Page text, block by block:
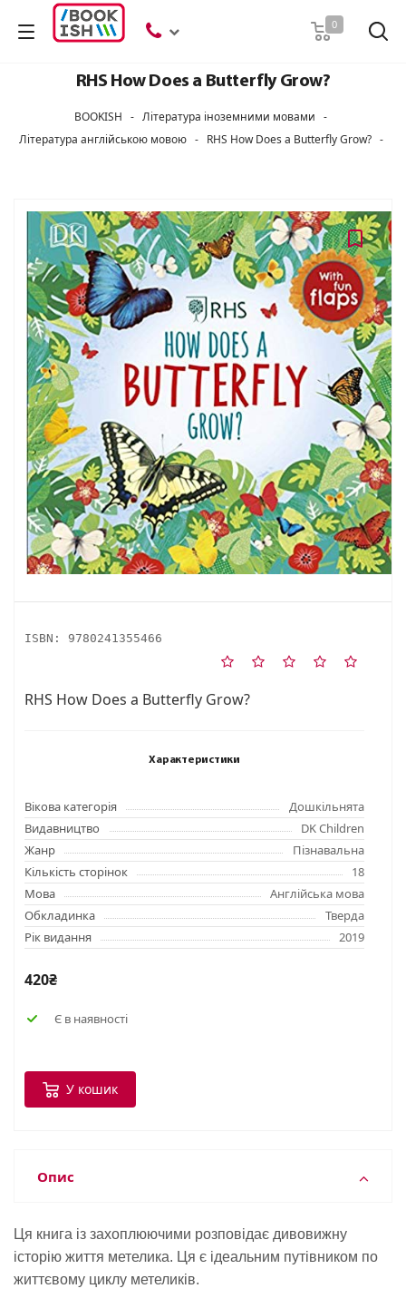
0
RHS How Does a Butterfly Grow?
BOOKISH - Література іноземними мовами -
Література англійською мовою - RHS How Does a Butterfly Grow? -
ISBN: 9780241355466
RHS How Does a Butterfly Grow?
Характеристики
Вікова категорія
Дошкільнята
Видавництво
DK Children
Жанр
Пізнавальна
Кількість сторінок
18
Мова
Англійська мова
Обкладинка
Тверда
Рік видання
2019
420₴
Є в наявності
У кошик
Опис
Ця книга із захоплюючими розповідає дивовижну
історію життя метелика. Ця є ідеальним путівником по
життєвому циклу метеликів.